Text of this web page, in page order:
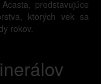
predstavujúce
ktorých vek sa
rokov.